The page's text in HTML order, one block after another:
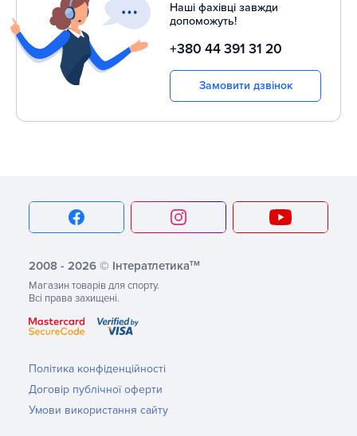
Наші фахівці завжди
допоможуть!
+380 44 391 31 20
Замовити дзвінок
2008 - 2026 © Інтератлетикатм
Магазин товарів для спорту.
Всі права захищені.
Політика конфіденційності
Договір публічної оферти
Умови використання сайту